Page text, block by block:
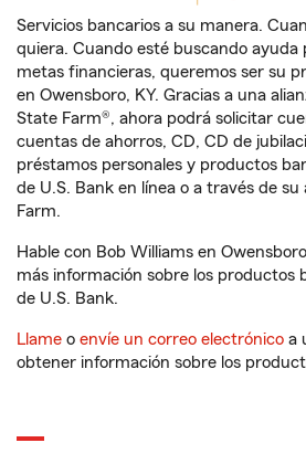
Servicios bancarios a su manera.
quiera. Cuando esté buscando ayuda
metas financieras, queremos ser su
en Owensboro, KY. Gracias a una
State Farm®, ahora podrá solicitar
cuentas de ahorros, CD, CD de
préstamos personales y productos
de U.S. Bank en línea o a través de
Farm.
Hable con Bob Williams en
más información sobre los productos
de U.S. Bank.
Llame o envíe un correo electrónico a
obtener información sobre los